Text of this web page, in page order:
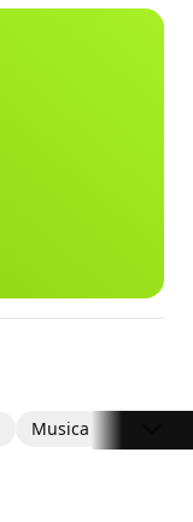
Musica